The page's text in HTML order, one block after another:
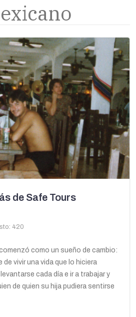
de Safe Tours
420
como un sueño de cambio:
de vivir una vida que lo hiciera
cada día e ir a trabajar y
de quien su hija pudiera sentirse